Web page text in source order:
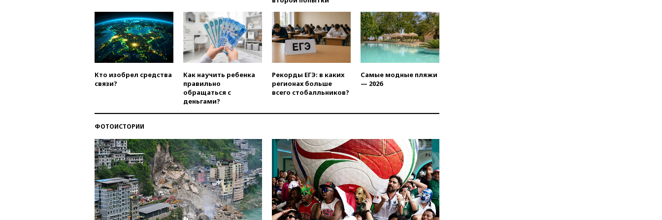
Суд взыскал почти 5 млн
рублей в пользу семьи
отравившегося в детсаду
мальчика
МИД РФ: попытки Запада
обречены на провал
02:00
химической безопасности
ракетах и системах Patriot
00:01Трамп заявил о
необходимости пополнения
арсенала США
вчера, 23:28Слуцкий призвал
признать «Яблоко»
нежелательной организацией
Кто изобрел средства
связи?
Как научить ребенка
правильно
обращаться с
деньгами?
Рекорды ЕГЭ: в каких
регионах больше
всего стобалльников?
Самые модные пляжи
— 2026
ФОТОИСТОРИИ